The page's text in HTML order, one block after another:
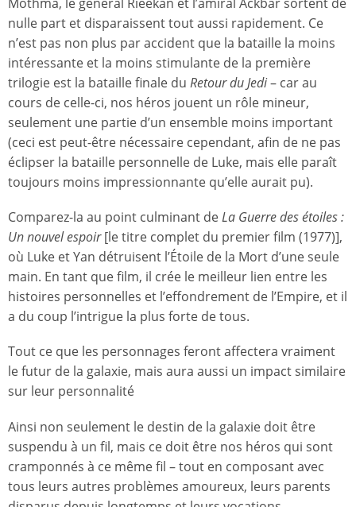
nulle part et disparaissent tout aussi rapidement. Ce
n’est pas non plus par accident que la bataille la moins
intéressante et la moins stimulante de la première
trilogie est la bataille finale du Retour du Jedi– car au
cours de celle-ci, nos héros jouent un rôle mineur,
seulement une partie d’un ensemble moins important
(ceci est peut-être nécessaire cependant, afin de ne pas
éclipser la bataille personnelle de Luke, mais elle paraît
toujours moins impressionnante qu’elle aurait pu).
Comparez-la au point culminant deLa Guerre des étoiles :
Un nouvel espoir[le titre complet du premier film (1977)],
où Luke et Yan détruisent l’Étoile de la Mort d’une seule
main. En tant que film, il crée le meilleur lien entre les
histoires personnelles et l’effondrement de l’Empire, et il
a du coup l’intrigue la plus forte de tous.
Tout ce que les personnages feront affectera vraiment
le futur de la galaxie, mais aura aussi un impact similaire
sur leur personnalité
Ainsi non seulement le destin de la galaxie doit être
suspendu à un fil, mais ce doit être nos héros qui sont
cramponnés à ce même fil – tout en composant avec
tous leurs autres problèmes amoureux, leurs parents